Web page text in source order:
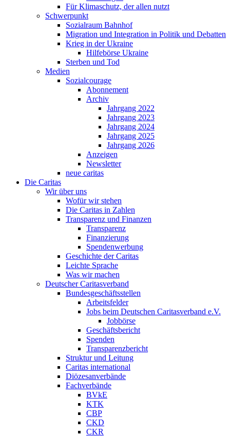
Für Klimaschutz, der allen nutzt
Schwerpunkt
Sozialraum Bahnhof
Migration und Integration in Politik und Debatten
Krieg in der Ukraine
Hilfebörse Ukraine
Sterben und Tod
Medien
Sozialcourage
Abonnement
Archiv
Jahrgang 2022
Jahrgang 2023
Jahrgang 2024
Jahrgang 2025
Jahrgang 2026
Anzeigen
Newsletter
neue caritas
Die Caritas
Wir über uns
Wofür wir stehen
Die Caritas in Zahlen
Transparenz und Finanzen
Transparenz
Finanzierung
Spendenwerbung
Geschichte der Caritas
Leichte Sprache
Was wir machen
Deutscher Caritasverband
Bundesgeschäftsstellen
Arbeitsfelder
Jobs beim Deutschen Caritasverband e.V.
Jobbörse
Geschäftsbericht
Spenden
Transparenzbericht
Struktur und Leitung
Caritas international
Diözesanverbände
Fachverbände
BVkE
KTK
CBP
CKD
CKR